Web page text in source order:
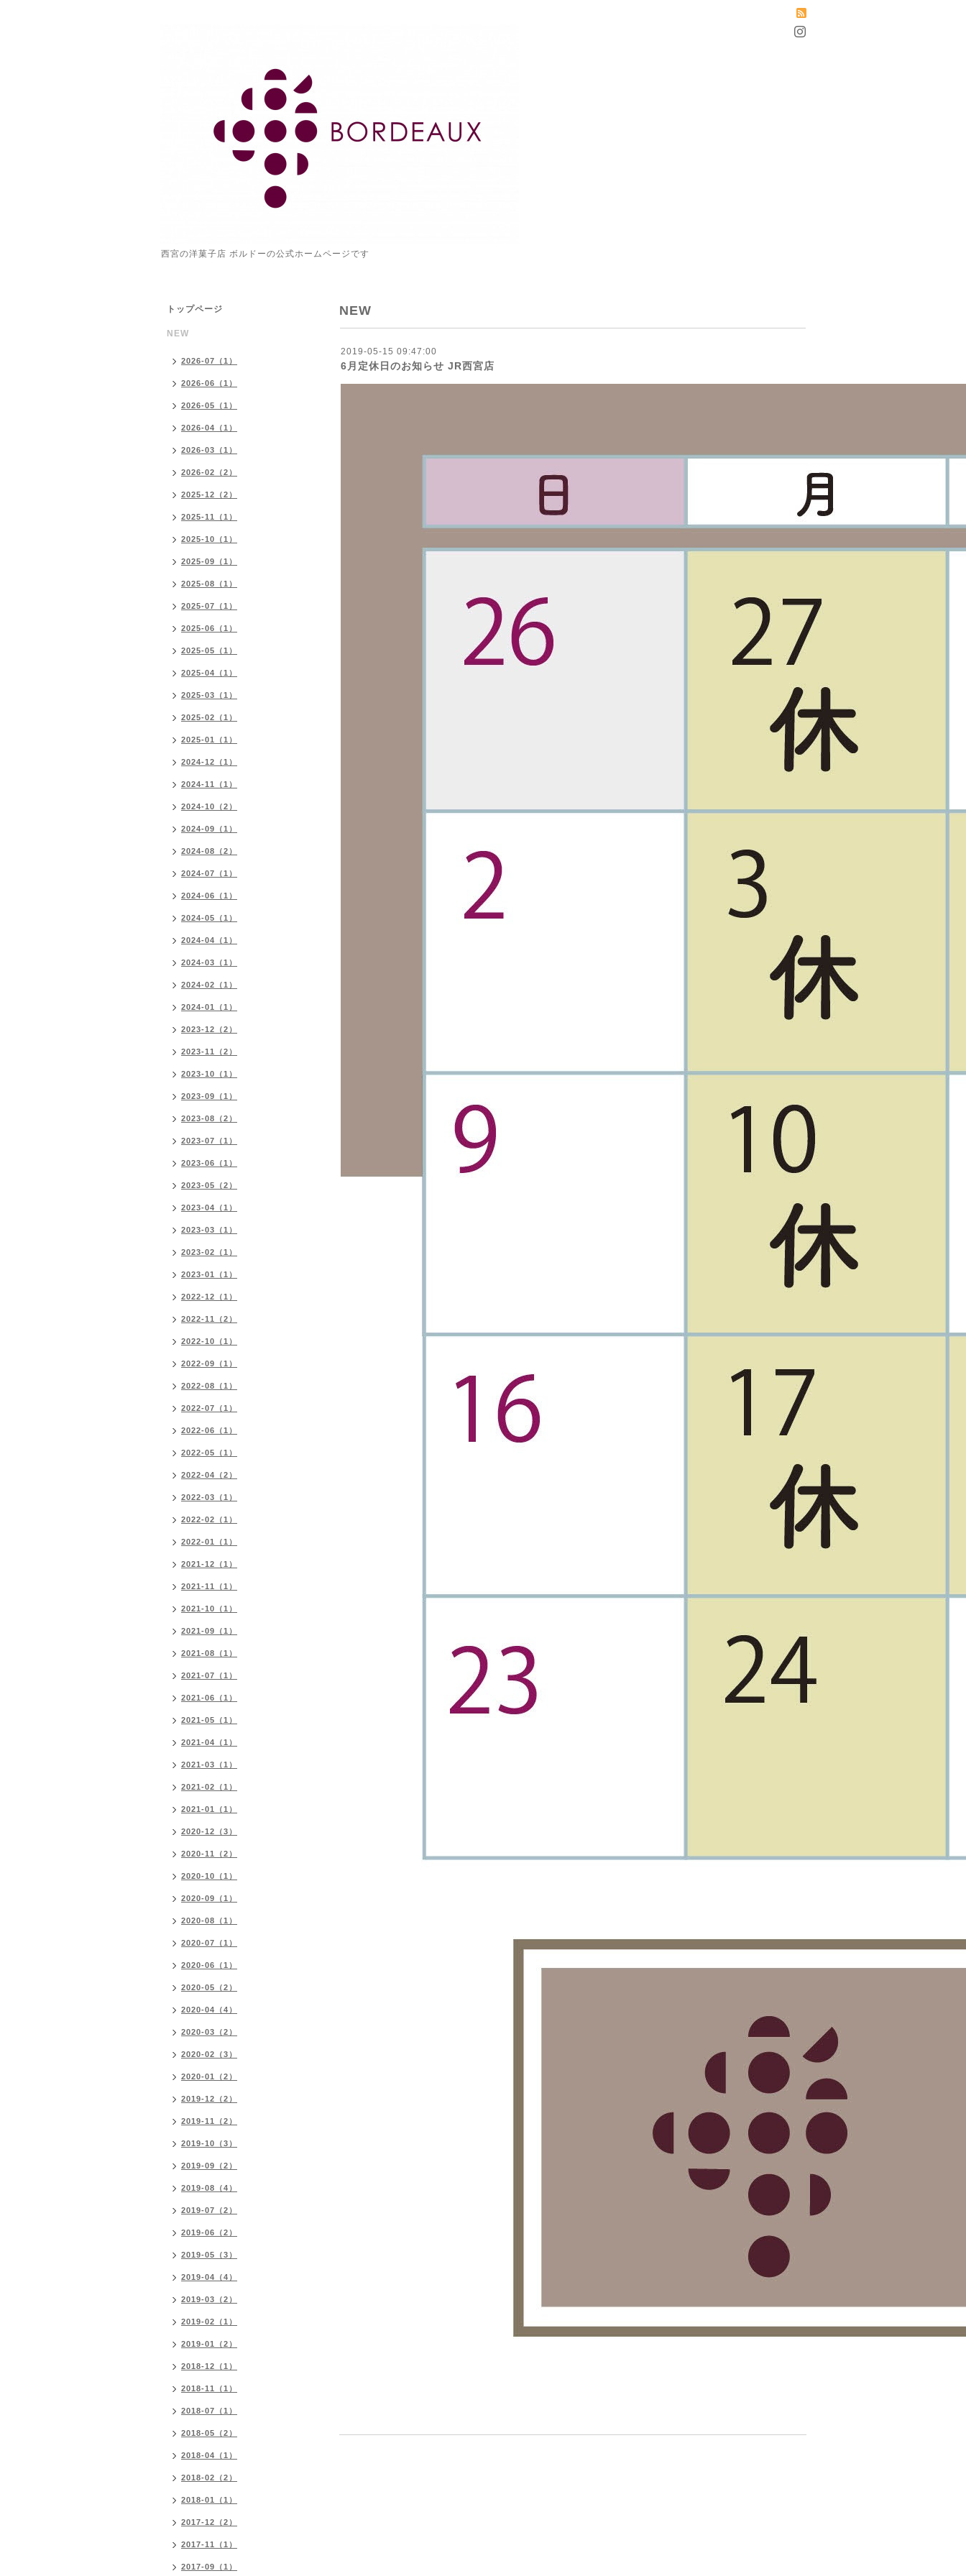
西宮の洋菓子店 ボルドーの公式ホームページです
NEW
2019-05-15 09:47:00
6月定休日のお知らせ JR西宮店
トップページ
NEW
2026-07（1）
2026-06（1）
2026-05（1）
2026-04（1）
2026-03（1）
2026-02（2）
2025-12（2）
2025-11（1）
2025-10（1）
2025-09（1）
2025-08（1）
2025-07（1）
2025-06（1）
2025-05（1）
2025-04（1）
2025-03（1）
2025-02（1）
2025-01（1）
2024-12（1）
2024-11（1）
2024-10（2）
2024-09（1）
2024-08（2）
2024-07（1）
2024-06（1）
2024-05（1）
2024-04（1）
2024-03（1）
2024-02（1）
2024-01（1）
2023-12（2）
2023-11（2）
2023-10（1）
2023-09（1）
2023-08（2）
2023-07（1）
2023-06（1）
2023-05（2）
2023-04（1）
2023-03（1）
2023-02（1）
2023-01（1）
2022-12（1）
2022-11（2）
2022-10（1）
2022-09（1）
2022-08（1）
2022-07（1）
2022-06（1）
2022-05（1）
2022-04（2）
2022-03（1）
2022-02（1）
2022-01（1）
2021-12（1）
2021-11（1）
2021-10（1）
2021-09（1）
2021-08（1）
2021-07（1）
2021-06（1）
2021-05（1）
2021-04（1）
2021-03（1）
2021-02（1）
2021-01（1）
2020-12（3）
2020-11（2）
2020-10（1）
2020-09（1）
2020-08（1）
2020-07（1）
2020-06（1）
2020-05（2）
2020-04（4）
2020-03（2）
2020-02（3）
2020-01（2）
2019-12（2）
2019-11（2）
2019-10（3）
2019-09（2）
2019-08（4）
2019-07（2）
2019-06（2）
2019-05（3）
2019-04（4）
2019-03（2）
2019-02（1）
2019-01（2）
2018-12（1）
2018-11（1）
2018-07（1）
2018-05（2）
2018-04（1）
2018-02（2）
2018-01（1）
2017-12（2）
2017-11（1）
2017-09（1）